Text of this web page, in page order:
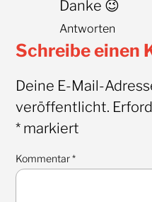
Danke 😉
Antworten
Schreibe einen
Deine E-Mail-
veröffentlicht.
*markiert
Kommentar*